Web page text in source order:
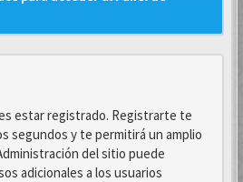
estar registrado. Registrarte te
segundos y te permitirá un amplio
del sitio puede
adicionales a los usuarios